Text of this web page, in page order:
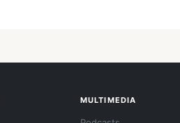
MULTIMEDIA